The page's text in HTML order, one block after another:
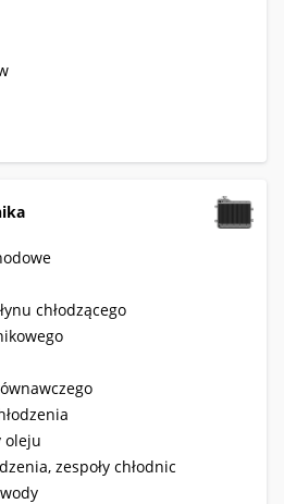
chłodzącego
oleju
zespoły chłodnic